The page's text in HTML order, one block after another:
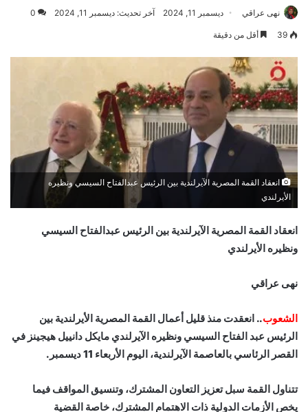
نهى عراقي ديسمبر 11, 2024 آخر تحديث: ديسمبر 11, 2024 0
39 أقل من دقيقة
انعقاد القمة المصرية الآيرلندية بين الرئيس عبدالفتاح السيسي ونظيره
الأيرلندي
انعقاد القمة المصرية الآيرلندية بين الرئيس عبدالفتاح السيسي
ونظيره الأيرلندي
نهى عراقي
الشعوب.. انعقدت منذ قليل أعمال القمة المصرية الأيرلندية بين
الرئيس عبد الفتاح السيسي ونظيره الآيرلندي مايكل دانييل هيجينز في
القصر الرئاسي بالعاصمة الآيرلندية، اليوم الأربعاء 11 ديسمبر.
تتناول القمة سبل تعزيز التعاون المشترك، وتنسيق المواقف فيما
يخص الأزمات الدولية ذات الاهتمام المشترك، خاصة القضية